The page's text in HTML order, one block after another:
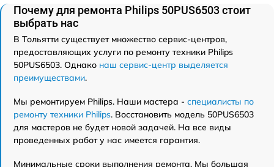
Почему для ремонта Philips 50PUS6503 стоит
выбрать нас
В Тольятти существует множество сервис-центров,
предоставляющих услуги по ремонту техники Philips
50PUS6503. Однако наш сервис-центр выделяется
преимуществами.
Мы ремонтируем Philips. Наши мастера - специалисты по
ремонту техники Philips. Восстановить модель 50PUS6503
для мастеров не будет новой задачей. На все виды
проведенных работ у нас имеется гарантия.
Минимальные сроки выполнения ремонта. Мы большая